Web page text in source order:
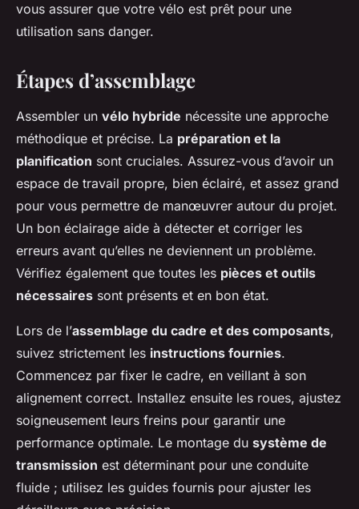
vous assurer que votre vélo est prêt pour une
utilisation sans danger.
Étapes d’assemblage
Assembler un vélo hybride nécessite une approche
méthodique et précise. La préparation et la
planification sont cruciales. Assurez-vous d’avoir un
espace de travail propre, bien éclairé, et assez grand
pour vous permettre de manœuvrer autour du projet.
Un bon éclairage aide à détecter et corriger les
erreurs avant qu’elles ne deviennent un problème.
Vérifiez également que toutes les pièces et outils
nécessaires sont présents et en bon état.
Lors de l’assemblage du cadre et des composants,
suivez strictement les instructions fournies.
Commencez par fixer le cadre, en veillant à son
alignement correct. Installez ensuite les roues, ajustez
soigneusement leurs freins pour garantir une
performance optimale. Le montage du système de
transmission est déterminant pour une conduite
fluide ; utilisez les guides fournis pour ajuster les